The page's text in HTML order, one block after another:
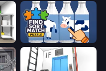
Find Sort Match - Puzzle